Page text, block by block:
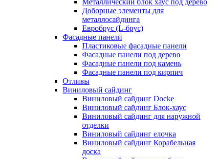
Металлический блок хаус под дерево
Доборные элементы для
металлосайдинга
Евробрус (L-брус)
Фасадные панели
Пластиковые фасадные панели
Фасадные панели под дерево
Фасадные панели под камень
Фасадные панели под кирпич
Отливы
Виниловый сайдинг
Виниловый сайдинг Docke
Виниловый сайдинг Блок-хаус
Виниловый сайдинг для наружной
отделки
Виниловый сайдинг елочка
Виниловый сайдинг Корабельная
доска